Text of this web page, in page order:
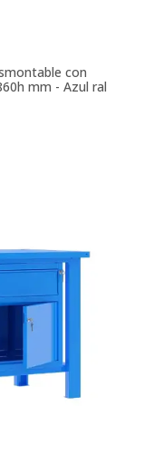
con
mm - Azul ral